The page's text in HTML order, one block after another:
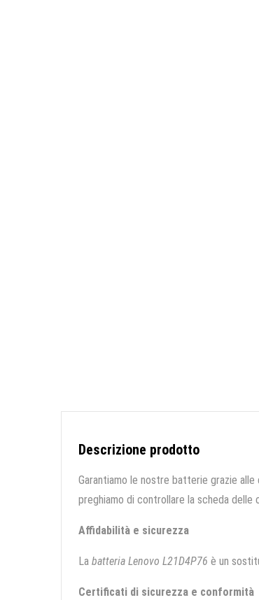
Descrizione prodotto
Garantiamo le nostre batterie grazie
preghiamo di controllare la scheda
Affidabilità e sicurezza
La batteria Lenovo L21D4P76 è un
Certificati di sicurezza e conformità